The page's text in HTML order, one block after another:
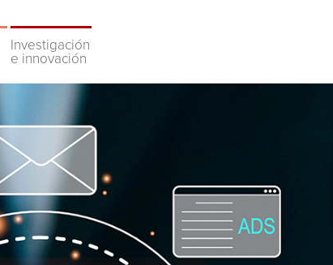
Investigación
e innovación